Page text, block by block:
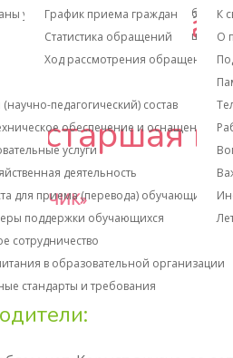
управления образовательной
Отчет о результатах
Предписания органов,
Прочие документы
педагогический) состав
обеспечение и оснащенность
услуги
деятельность
для приема (перевода) обучающихся
поддержки обучающихся
сотрудничество
в образовательной организации
стандарты и требования
График приема граждан
Статистика обращений
Ход рассмотрения обращений
К
О
(старшая